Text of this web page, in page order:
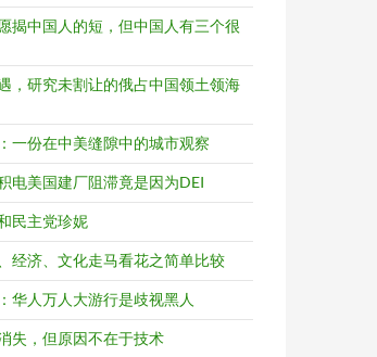
揭中国人的短，但中国人有三个很
，研究未割让的俄占中国领土领海
一份在中美缝隙中的城市观察
电美国建厂阻滞竟是因为DEI
民主党珍妮
经济、文化走马看花之简单比较
华人万人大游行是歧视黑人
失，但原因不在于技术